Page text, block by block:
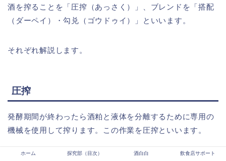
酒を搾ることを「圧搾（あっさく）」、ブレンドを「搭配
（ダーペイ）・勾兑（ゴウドゥイ）」といいます。
それぞれ解説します。
圧搾
発酵期間が終わったら酒粕と液体を分離するために専用の
機械を使用して搾ります。この作業を圧搾といいます。
ホーム 探究部（目次） 酒白白 飲食店サポート